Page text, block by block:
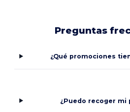
Preguntas
¿Qué promociones
¿Puedo recoger mi